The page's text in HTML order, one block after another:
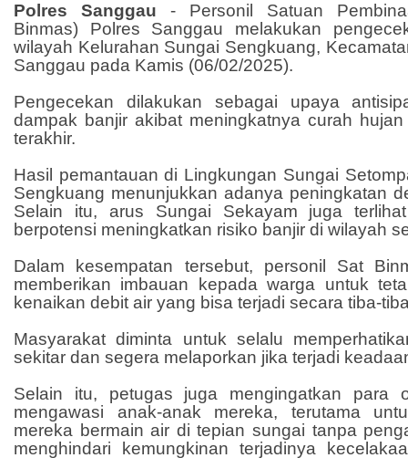
Polres Sanggau - Personil Satuan
Binmas) Polres Sanggau melakukan
wilayah Kelurahan Sungai Sengkuang,
Sanggau pada Kamis (06/02/2025).
Pengecekan dilakukan sebagai upaya
dampak banjir akibat meningkatnya curah
terakhir.
Hasil pemantauan di Lingkungan Sungai
Sengkuang menunjukkan adanya peningkatan
Selain itu, arus Sungai Sekayam juga
berpotensi meningkatkan risiko banjir di wilayah
Dalam kesempatan tersebut, personil Sat
memberikan imbauan kepada warga untuk
kenaikan debit air yang bisa terjadi secara tiba-
Masyarakat diminta untuk selalu
sekitar dan segera melaporkan jika terjadi
Selain itu, petugas juga mengingatkan para
mengawasi anak-anak mereka, terutama
mereka bermain air di tepian sungai tanpa
menghindari kemungkinan terjadinya